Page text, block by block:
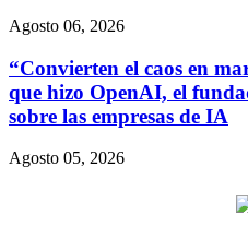
Agosto 06, 2026
“Convierten el caos en
que hizo OpenAI, el
sobre las empresas de IA
Agosto 05, 2026